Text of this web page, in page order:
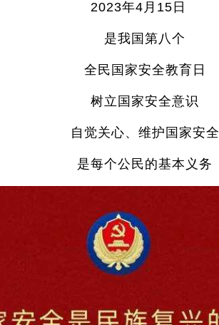
2023年4月15日
是我国第八个
全民国家安全教育日
树立国家安全意识
自觉关心、维护国家安全
是每个公民的基本义务